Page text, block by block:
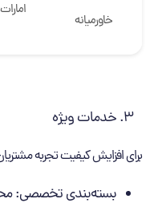
خاورمیانه
خدمات ویژه
برای افزایش کیفیت تجربه
بسته‌بندی تخصصی: